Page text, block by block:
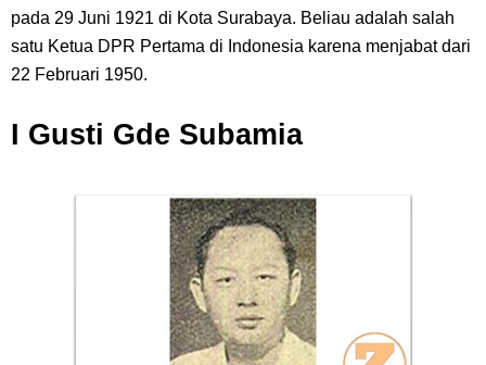
pada 29 Juni 1921 di Kota Surabaya. Beliau adalah salah
satu Ketua DPR Pertama di Indonesia karena menjabat dari
22 Februari 1950.
I Gusti Gde Subamia